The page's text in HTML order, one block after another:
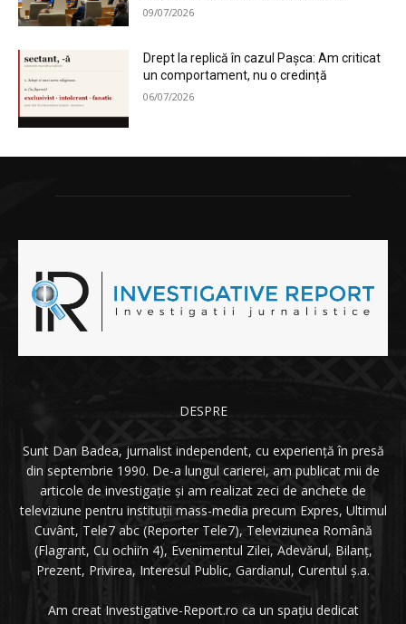
09/07/2026
Drept la replică în cazul Pașca: Am criticat
un comportament, nu o credință
06/07/2026
DESPRE
Sunt Dan Badea, jurnalist independent, cu experiență în presă
din septembrie 1990. De-a lungul carierei, am publicat mii de
articole de investigație și am realizat zeci de anchete de
televiziune pentru instituții mass-media precum Expres, Ultimul
Cuvânt, Tele7 abc (Reporter Tele7), Televiziunea Română
(Flagrant, Cu ochii’n 4), Evenimentul Zilei, Adevărul, Bilanț,
Prezent, Privirea, Interesul Public, Gardianul, Curentul ș.a.
Am creat Investigative-Report.ro ca un spațiu dedicat